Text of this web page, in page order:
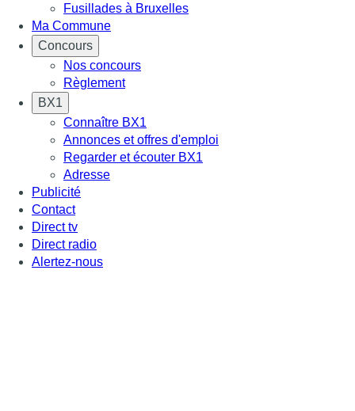
Fusillades à Bruxelles
Ma Commune
Concours
Nos concours
Règlement
BX1
Connaître BX1
Annonces et offres d'emploi
Regarder et écouter BX1
Adresse
Publicité
Contact
Direct tv
Direct radio
Alertez-nous